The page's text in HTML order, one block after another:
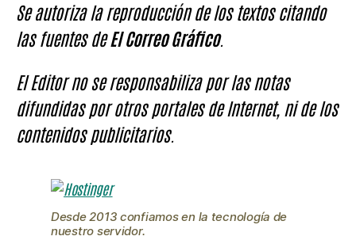
Se autoriza la reproducción de los textos citando
las fuentes deEl Correo Gráfico.
El Editor no se responsabiliza por las notas
difundidas por otros portales de Internet, ni de los
contenidos publicitarios.
Desde 2013 confiamos en la tecnología de
nuestro servidor.